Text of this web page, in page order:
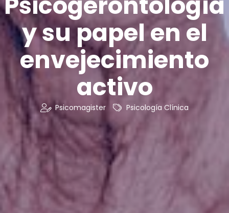
y su papel en el
envejecimiento
activo
Psicomagister Psicología Clínica